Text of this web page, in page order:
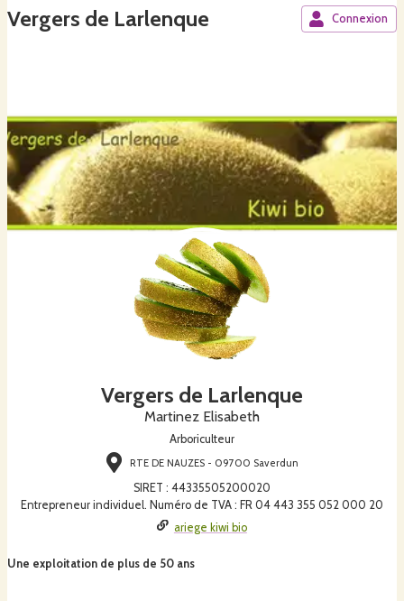
Vergers de Larlenque Connexion
Vergers de Larlenque
Martinez Elisabeth
Arboriculteur
RTE DE NAUZES - 09700 Saverdun
SIRET : 44335505200020
Entrepreneur individuel. Numéro de TVA : FR 04 443 355 052 000 20
ariege kiwi bio
Une exploitation de plus de 50 ans